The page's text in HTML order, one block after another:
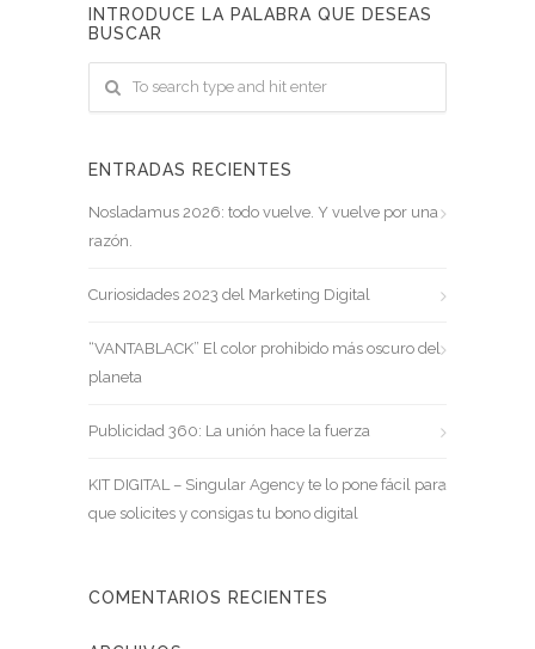
INTRODUCE LA PALABRA QUE DESEAS
BUSCAR
ENTRADAS RECIENTES
Nosladamus 2026: todo vuelve. Y vuelve por una
razón.
Curiosidades 2023 del Marketing Digital
“VANTABLACK” El color prohibido más oscuro del
planeta
Publicidad 360: La unión hace la fuerza
KIT DIGITAL – Singular Agency te lo pone fácil para
que solicites y consigas tu bono digital
COMENTARIOS RECIENTES